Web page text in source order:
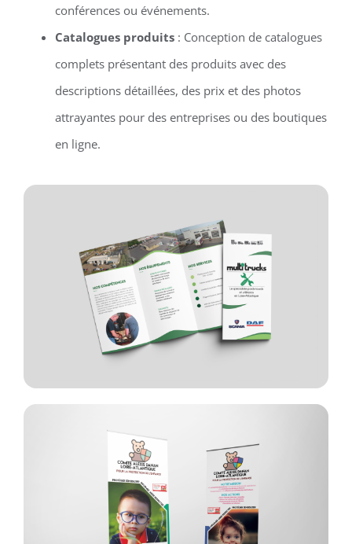
conférences ou événements.
Catalogues produits: Conception de catalogues
complets présentant des produits avec des
descriptions détaillées, des prix et des photos
attrayantes pour des entreprises ou des boutiques
en ligne.